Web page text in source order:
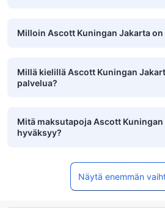
Milloin Ascott Kuningan Jakarta
Millä kielillä Ascott Kuningan
palvelua?
Mitä maksutapoja Ascott Kuningan
hyväksyy?
Näytä enemmän